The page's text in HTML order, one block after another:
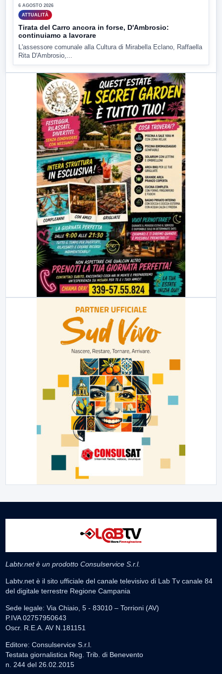
6 AGOSTO 2026
ATTUALITÀ
Tirata del Carro ancora in forse, D'Ambrosio:
continuiamo a lavorare
L'assessore comunale alla Cultura di Mirabella Eclano, Raffaella
Rita D'Ambrosio,...
Labtv.net è un prodotto Consulservice S.r.l.
Labtv.net è il sito ufficiale del canale televisivo di Lab Tv canale 84
del digitale terrestre Regione Campania
Sede legale: Via Chiaio, 5 - 83010 – Torrioni (AV)
P.IVA 02757950643
Oscr. R.E.A. AV N.181151
Editore: Consulservice S.r.l.
Testata giornalistica Reg. Trib. di Benevento
n. 244 del 26.02.2015